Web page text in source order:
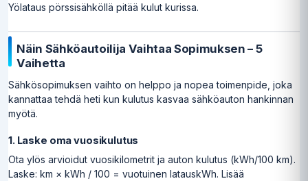
Yölataus pörssisähköllä pitää kulut kurissa.
Näin Sähköautoilija Vaihtaa Sopimuksen – 5
Vaihetta
Sähkösopimuksen vaihto on helppo ja nopea toimenpide, joka
kannattaa tehdä heti kun kulutus kasvaa sähköauton hankinnan
myötä.
1. Laske oma vuosikulutus
Ota ylös arvioidut vuosikilometrit ja auton kulutus (kWh/100 km).
Laske: km × kWh / 100 = vuotuinen latauskWh. Lisää